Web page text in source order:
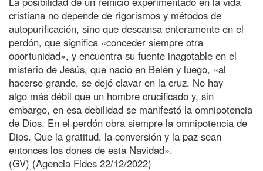
cristiana no depende de rigorismos y métodos de
autopurificación, sino que descansa enteramente en el
perdón, que significa «conceder siempre otra
oportunidad», y encuentra su fuente inagotable en el
misterio de Jesús, que nació en Belén y luego, «al
hacerse grande, se dejó clavar en la cruz. No hay
algo más débil que un hombre crucificado y, sin
embargo, en esa debilidad se manifestó la omnipotencia
de Dios. En el perdón obra siempre la omnipotencia de
Dios. Que la gratitud, la conversión y la paz sean
entonces los dones de esta Navidad».
(GV) (Agencia Fides 22/12/2022)